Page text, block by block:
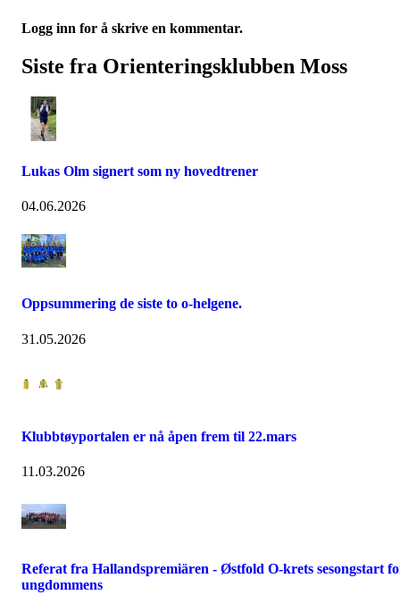
Logg inn for å skrive en kommentar.
Siste fra Orienteringsklubben Moss
Lukas Olm signert som ny hovedtrener
04.06.2026
Oppsummering de siste to o-helgene.
31.05.2026
Klubbtøyportalen er nå åpen frem til 22.mars
11.03.2026
Referat fra Hallandspremiären - Østfold O-krets sesongstart
ungdommens